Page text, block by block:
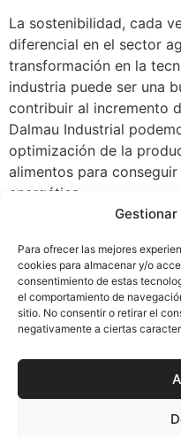
Para ofrecer las mejores
cookies para almacenar y/o
consentimiento de estas
el comportamiento de
sitio. No consentir o retirar el
negativamente a ciertas
La sostenibilidad, cada
diferencial en el sector
transformación en la
industria puede ser una
contribuir al incremento
Dalmau Industrial
optimización de la
alimentos para
energética.
Dalmau
industriales de alta
accionamiento fiables
estrategia de